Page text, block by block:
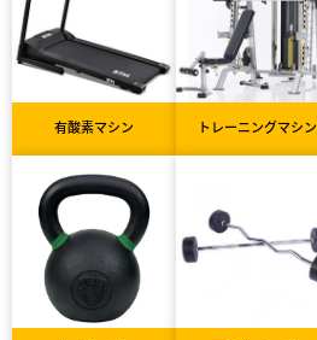
有酸素マシン トレーニングマシン